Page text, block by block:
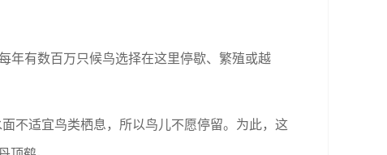
有数百万只候鸟选择在这里停歇、繁殖或越
适宜鸟类栖息，所以鸟儿不愿停留。为此，这